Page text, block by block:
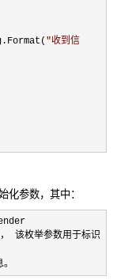
"收到信
化参数，其中：
该枚举参数用于标识